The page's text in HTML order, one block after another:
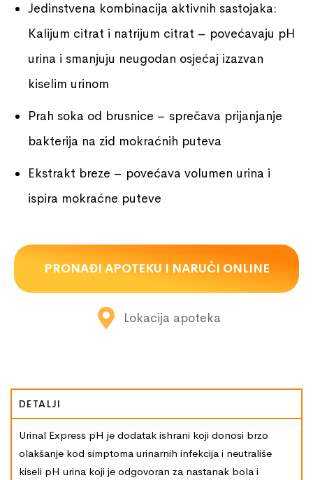
Jedinstvena kombinacija aktivnih sastojaka:
Kalijum citrat i natrijum citrat – povećavaju pH
urina i smanjuju neugodan osjećaj izazvan
kiselim urinom
Prah soka od brusnice – sprečava prijanjanje
bakterija na zid mokraćnih puteva
Ekstrakt breze – povećava volumen urina i
ispira mokraćne puteve
PRONAĐI APOTEKU I NARUČI ONLINE
Lokacija apoteka
DETALJI
Urinal Express pH je dodatak ishrani koji donosi brzo
olakšanje kod simptoma urinarnih infekcija i neutrališe
kiseli pH urina koji je odgovoran za nastanak bola i